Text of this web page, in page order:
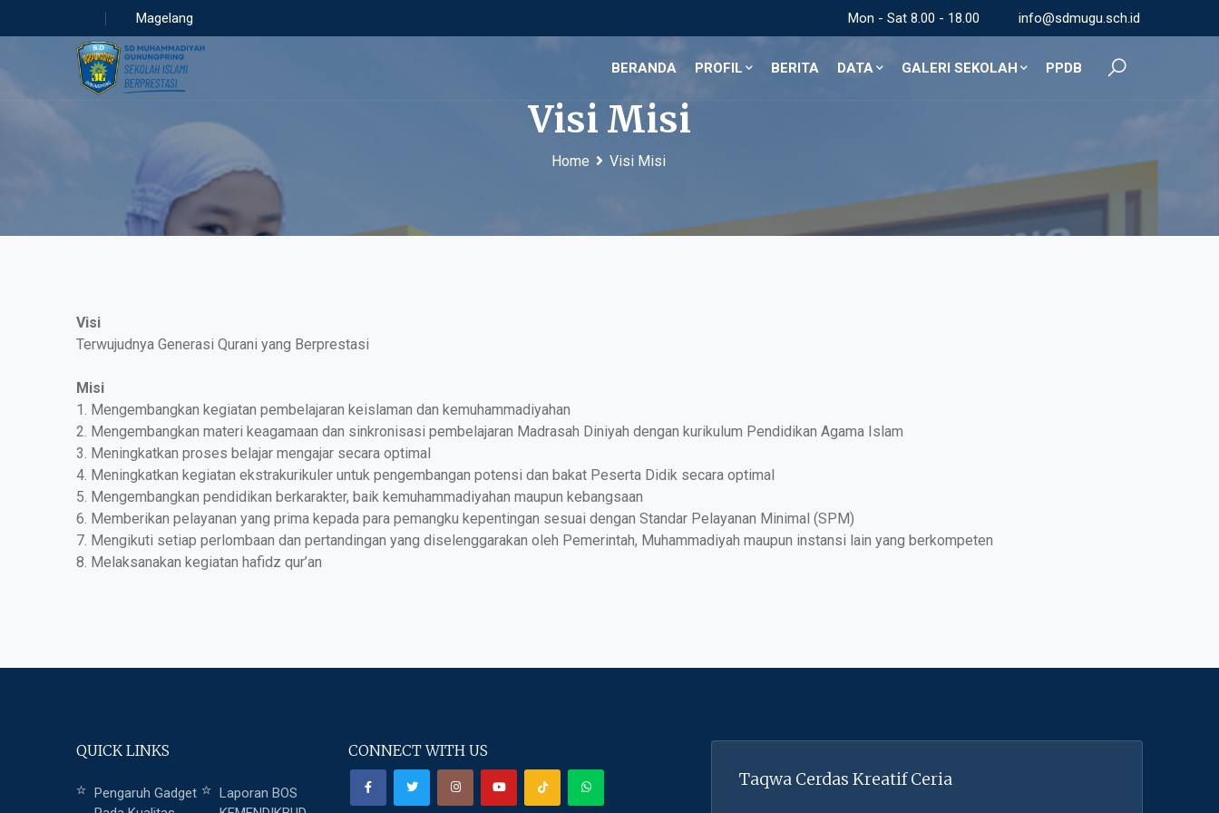
Magelang Mon - Sat 8.00 - 18.00 info@sdmugu.sch.id
BERANDA PROFIL BERITA DATA GALERI SEKOLAH PPDB
Visi Misi
Home Visi Misi
Visi
Terwujudnya Generasi Qurani yang Berprestasi
Misi
1. Mengembangkan kegiatan pembelajaran keislaman dan kemuhammadiyahan
2. Mengembangkan materi keagamaan dan sinkronisasi pembelajaran Madrasah Diniyah dengan kurikulum Pendidikan Agama Islam
3. Meningkatkan proses belajar mengajar secara optimal
4. Meningkatkan kegiatan ekstrakurikuler untuk pengembangan potensi dan bakat Peserta Didik secara optimal
5. Mengembangkan pendidikan berkarakter, baik kemuhammadiyahan maupun kebangsaan
6. Memberikan pelayanan yang prima kepada para pemangku kepentingan sesuai dengan Standar Pelayanan Minimal (SPM)
7. Mengikuti setiap perlombaan dan pertandingan yang diselenggarakan oleh Pemerintah, Muhammadiyah maupun instansi lain yang berkompeten
8. Melaksanakan kegiatan hafidz qur’an
QUICK LINKS
Pengaruh Gadget
Laporan BOS
CONNECT WITH US
Taqwa Cerdas Kreatif Ceria